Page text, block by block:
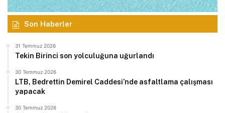
Son Haberler
31 Temmuz 2026
Tekin Birinci son yolculuğuna uğurlandı
30 Temmuz 2026
LTB, Bedrettin Demirel Caddesi’nde asfaltlama çalışması
yapacak
30 Temmuz 2026